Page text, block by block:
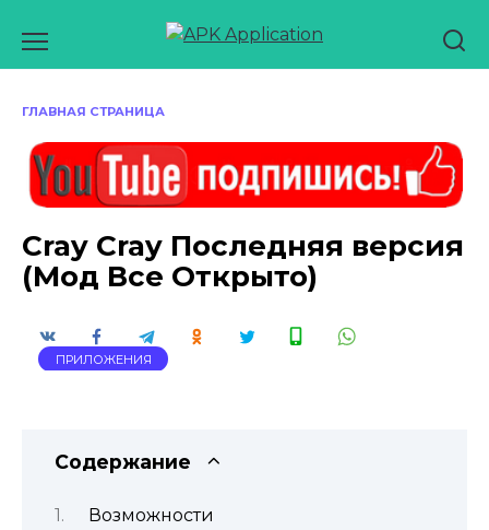
содержанию
ГЛАВНАЯ СТРАНИЦА
Cray Cray Последняя версия
(Мод Все Открыто)
ПРИЛОЖЕНИЯ
Содержание
Возможности